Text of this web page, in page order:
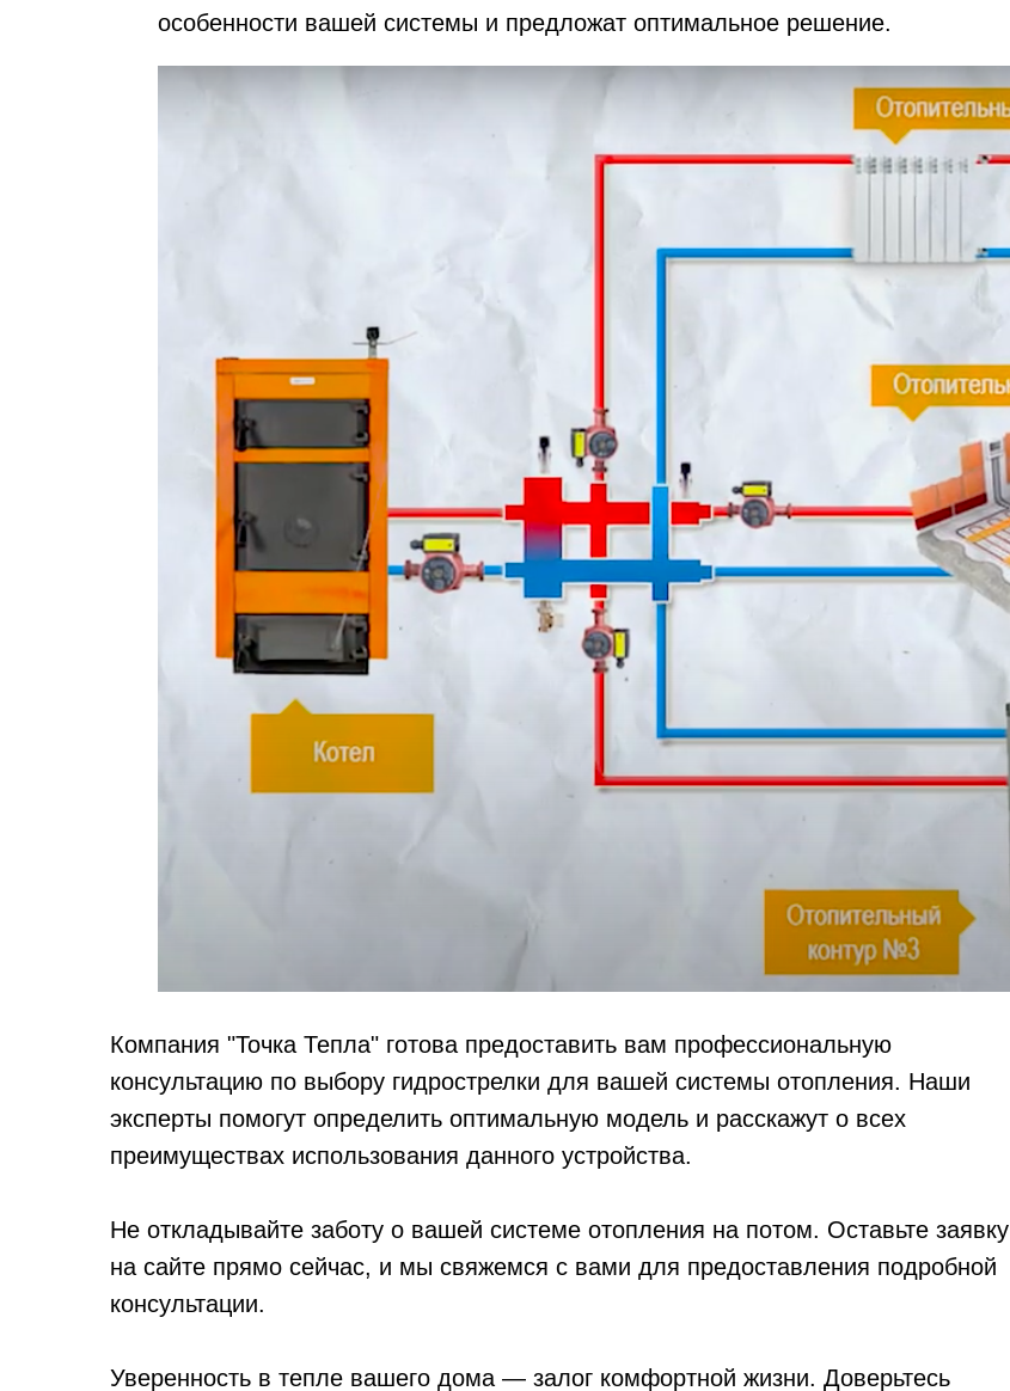
особенности вашей системы и предложат оптимальное решение.
Компания "Точка Тепла" готова предоставить вам профессиональную
консультацию по выбору гидрострелки для вашей системы отопления. Наши
эксперты помогут определить оптимальную модель и расскажут о всех
преимуществах использования данного устройства.
Не откладывайте заботу о вашей системе отопления на потом. Оставьте заявку
на сайте прямо сейчас, и мы свяжемся с вами для предоставления подробной
консультации.
Уверенность в тепле вашего дома — залог комфортной жизни. Доверьтесь